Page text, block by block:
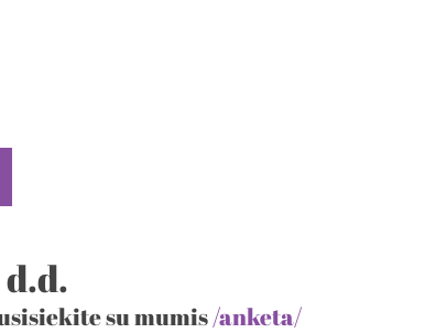
su mumis/anketa/